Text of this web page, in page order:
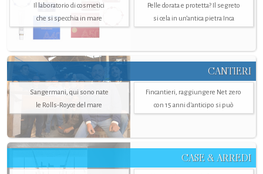
Il laboratorio di cosmetici
che si specchia in mare
Pelle dorata e protetta? Il segreto
si cela in un’antica pietra Inca
CANTIERI
Sangermani, qui sono nate
le Rolls-Royce del mare
Fincantieri, raggiungere Net zero
con 15 anni d'anticipo si può
CASE & ARREDI